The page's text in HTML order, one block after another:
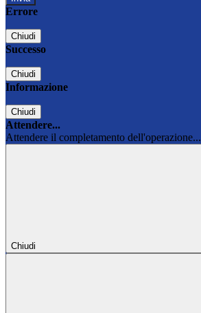
Errore
Chiudi
Successo
Chiudi
Informazione
Chiudi
Attendere...
Attendere il completamento dell'operazione...
Chiudi